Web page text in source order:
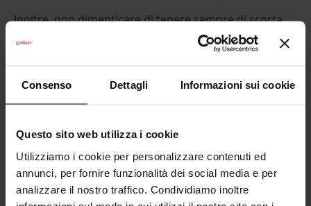
Consenso Dettagli Informazioni sui cookie
Questo sito web utilizza i cookie
Utilizziamo i cookie per personalizzare contenuti ed
annunci, per fornire funzionalità dei social media e per
analizzare il nostro traffico. Condividiamo inoltre
Inoltre, non dimenticare di tenere sempre di scorta
prodotti che potrebbero aiutare nella pulizia naturale
come ad esempio bicarbonato, aceto e limone.